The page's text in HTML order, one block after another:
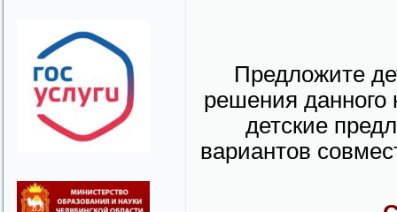
Предложите
решения данного
детские
вариантов